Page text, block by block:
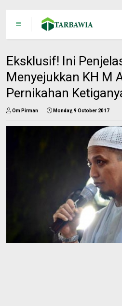
Eksklusif! Ini
Menyejukkan KH M
Pernikahan
Om Pirman Monday, 9 October 2017